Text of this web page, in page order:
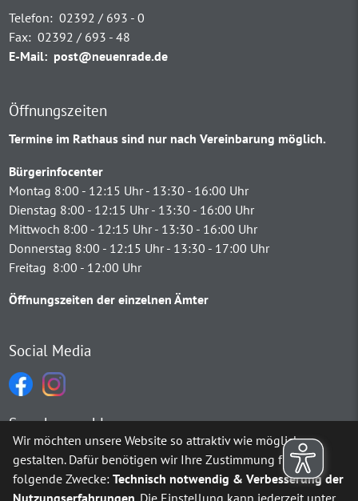
Telefon: 02392 / 693 - 0
Fax: 02392 / 693 - 48
E-Mail: post@neuenrade.de
Öffnungszeiten
Termine im Rathaus sind nur nach Vereinbarung möglich.
Bürgerinfocenter
Montag 8:00 - 12:15 Uhr - 13:30 - 16:00 Uhr
Dienstag 8:00 - 12:15 Uhr - 13:30 - 16:00 Uhr
Mittwoch 8:00 - 12:15 Uhr - 13:30 - 16:00 Uhr
Donnerstag 8:00 - 12:15 Uhr - 13:30 - 17:00 Uhr
Freitag 8:00 - 12:00 Uhr
Öffnungszeiten der einzelnen Ämter
Social Media
Sprachauswahl
Möchten Sie vonGoogle Translate bereitgestellte externe
Wir möchten unsere Website so attraktiv wie möglich
gestalten. Dafür benötigen wir Ihre Zustimmung für
folgende Zwecke:Technisch notwendig & Verbesserung der
Nutzungserfahrungen . Die Einstellung kann jederzeit unter